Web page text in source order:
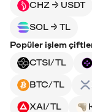
CHZ → USDT
SOL → TL
Popüler işlem
CTSI/TL
BTC/TL
XAI/TL